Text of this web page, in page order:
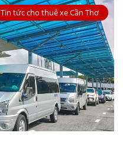
Tin tức cho thuê xe Cần Thơ